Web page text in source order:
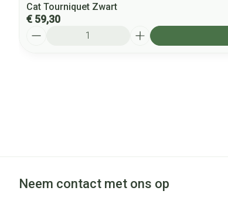
Cat Tourniquet Zwart
€ 59,30
Neem contact met ons op